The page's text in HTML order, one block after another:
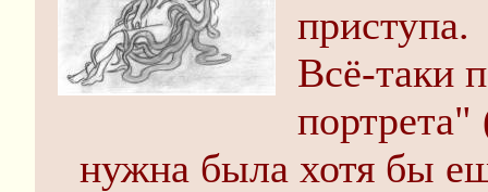
приступа.
Всё-таки
нужна была хотя бы